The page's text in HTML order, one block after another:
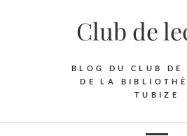
Club de
BLOG DU CLUB DE
DE LA
TUBIZE